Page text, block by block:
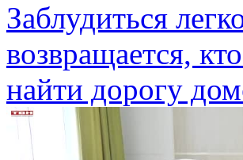
Заблудиться
возвращается,
найти дорогу